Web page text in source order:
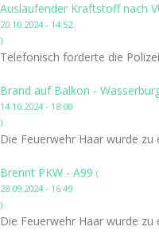
Auslaufender Kraftstoff nach
20.10.2024 - 14:52
)
Telefonisch forderte die
Brand auf Balkon -
14.10.2024 - 18:00
)
Die Feuerwehr Haar wurde
Brennt PKW - A99 (
28.09.2024 - 16:49
)
Die Feuerwehr Haar wurde